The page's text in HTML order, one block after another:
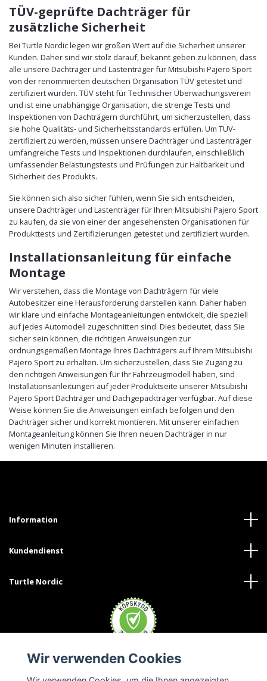
TÜV-geprüfte Dachträger für
zusätzliche Sicherheit
Bei Turtle Nordic legen wir großen Wert auf die Sicherheit unserer
Kunden. Daher sind wir stolz darauf, bekannt geben zu können, dass
alle unsere Dachträger und Lastenträger für Mitsubishi Pajero Sport
von der renommierten deutschen Organisation TÜV getestet und
zertifiziert wurden. TÜV steht für Technischer Überwachungsverein
und ist eine unabhängige Organisation, die strenge Tests und
Inspektionen von Dachträgern durchführt, um sicherzustellen, dass
sie hohe Qualitäts- und Sicherheitsstandards erfüllen. Um TÜV-
zertifiziert zu werden, müssen unsere Dachträger und Lastenträger
umfangreiche Tests und Inspektionen durchlaufen, einschließlich
umfassender Belastungstests und Prüfungen zur Haltbarkeit und
Sicherheit des Produkts.
Sie können sich also sicher fühlen, wenn Sie sich entscheiden,
unsere Dachträger und Lastenträger für Ihren Mitsubishi Pajero Sport
zu kaufen, da sie von einer der angesehensten Organisationen für
Produkttests und Zertifizierungen getestet und zertifiziert wurden.
Installationsanleitung für einfache
Montage
Wir verstehen, dass die Montage von Dachträgern für viele
Autobesitzer eine Herausforderung darstellen kann. Daher haben
wir klare und einfache Montageanleitungen entwickelt, die speziell
auf jedes Automodell zugeschnitten sind. Dies bedeutet, dass Sie
sicher sein können, die richtigen Anweisungen zur
ordnungsgemäßen Montage Ihres Dachträgers auf Ihrem Mitsubishi
Pajero Sport zu erhalten. Um sicherzustellen, dass Sie Zugang zu
den richtigen Anweisungen für Ihr Fahrzeugmodell haben, sind
Installationsanleitungen auf jeder Produktseite unserer Mitsubishi
Pajero Sport Dachträger und Dachgepäckträger verfügbar. Auf diese
Weise können Sie die Anweisungen einfach befolgen und den
Dachträger sicher und korrekt montieren. Mit unserer einfachen
Montageanleitung können Sie Ihren neuen Dachträger in nur
wenigen Minuten installieren.
Information
Kundendienst
Turtle Nordic
Wir verwenden Cookies